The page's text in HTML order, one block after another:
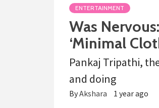
ENTERTAINMENT
Was
‘Minimal
Pankaj Tripathi,
and doing
ByAkshara 1 year ago